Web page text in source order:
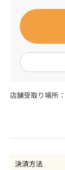
店舗受取り場所：
決済方法